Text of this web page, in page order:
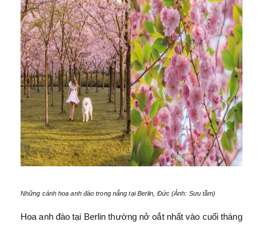
Những cánh hoa anh đào trong nắng tại Berlin, Đức (Ảnh: Sưu tầm)
Hoa anh đào tại Berlin thường nở oắt nhất vào cuối tháng